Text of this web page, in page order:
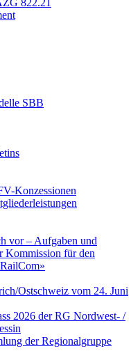
822.21
SBB
Konzessionen
vor – Aufgaben und
Kommission für den
Ostschweiz vom 24. Juni
2026 der RG Nordwest- /
der Regionalgruppe